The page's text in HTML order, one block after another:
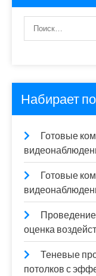
Набирает
Готовые
Готовые
Проведение
оценка
Теневые
потолков с